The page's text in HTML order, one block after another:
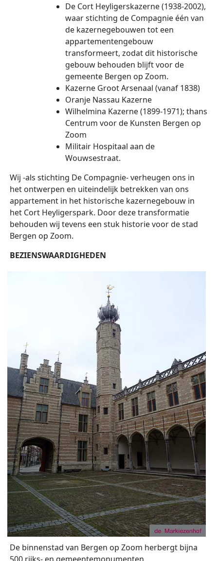
De Cort Heyligerskazerne (1938-2002),
waar stichting de Compagnie één van
de kazernegebouwen tot een
appartementengebouw
transformeert, zodat dit historische
gebouw behouden blijft voor de
gemeente Bergen op Zoom.
Kazerne Groot Arsenaal (vanaf 1838)
Oranje Nassau Kazerne
Wilhelmina Kazerne (1899-1971); thans
Centrum voor de Kunsten Bergen op
Zoom
Militair Hospitaal aan de
Wouwsestraat.
Wij -als stichting De Compagnie- verheugen ons in
het ontwerpen en uiteindelijk betrekken van ons
appartement in het historische kazernegebouw in
het Cort Heyligerspark. Door deze transformatie
behouden wij tevens een stuk historie voor de stad
Bergen op Zoom.
BEZIENSWAARDIGHEDEN
De binnenstad van Bergen op Zoom herbergt bijna